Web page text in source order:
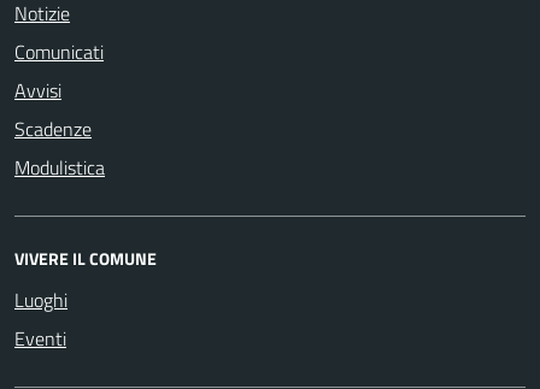
Notizie
Comunicati
Avvisi
Scadenze
Modulistica
VIVERE IL COMUNE
Luoghi
Eventi